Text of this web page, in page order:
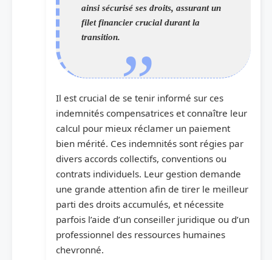
ainsi sécurisé ses droits, assurant un
filet financier crucial durant la
transition.
Il est crucial de se tenir informé sur ces
indemnités compensatrices et connaître leur
calcul pour mieux réclamer un paiement
bien mérité. Ces indemnités sont régies par
divers accords collectifs, conventions ou
contrats individuels. Leur gestion demande
une grande attention afin de tirer le meilleur
parti des droits accumulés, et nécessite
parfois l’aide d’un conseiller juridique ou d’un
professionnel des ressources humaines
chevronné.